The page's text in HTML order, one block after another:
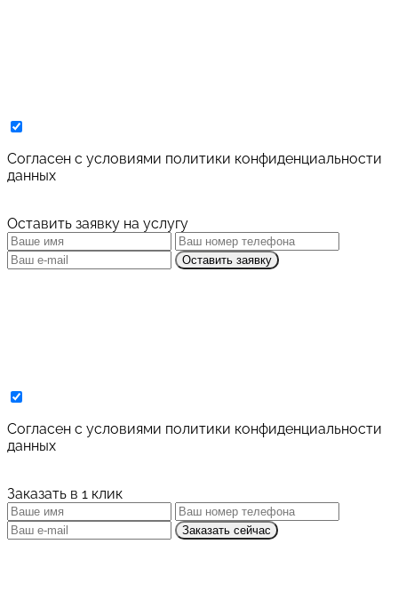
Cогласен с условиями политики конфиденциальности
данных
Оставить заявку на услугу
Оставить заявку
Cогласен с условиями политики конфиденциальности
данных
Заказать в 1 клик
Заказать сейчас